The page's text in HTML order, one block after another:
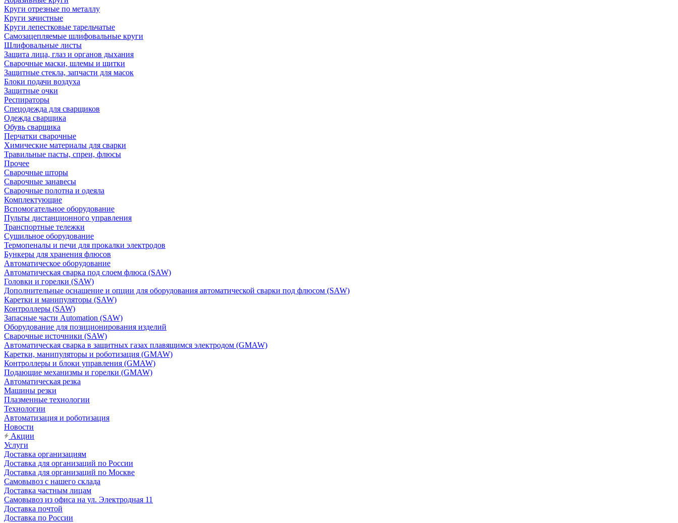
Круги отрезные по металлу
Круги зачистные
Круги лепестковые тарельчатые
Самозацепляемые шлифовальные круги
Шлифовальные листы
Защита лица, глаз и органов дыхания
Сварочные маски, шлемы и щитки
Защитные стекла, запчасти для масок
Блоки подачи воздуха
Защитные очки
Респираторы
Спецодежда для сварщиков
Одежда сварщика
Обувь сварщика
Перчатки сварочные
Химические материалы для сварки
Травильные пасты, спреи, флюсы
Прочее
Сварочные шторы
Сварочные занавесы
Сварочные полотна и одеяла
Комплектующие
Вспомогательное оборудование
Пульты дистанционного управления
Транспортные тележки
Сушильное оборудование
Термопеналы и печи для прокалки электродов
Бункеры для хранения флюсов
Автоматическое оборудование
Автоматическая сварка под слоем флюса (SAW)
Головки и горелки (SAW)
Дополнительные оснащение и опции для оборудования автоматической сварки под флюсом (SAW)
Каретки и манипуляторы (SAW)
Контроллеры (SAW)
Запасные части Automation (SAW)
Оборудование для позиционирования изделий
Сварочные источники (SAW)
Автоматическая сварка в защитных газах плавящимся электродом (GMAW)
Каретки, манипуляторы и роботизация (GMAW)
Контроллеры и блоки управления (GMAW)
Подающие механизмы и горелки (GMAW)
Автоматическая резка
Машины резки
Плазменные технологии
Технологии
Автоматизация и роботизация
Новости
Акции
Услуги
Доставка организациям
Доставка для организаций по России
Доставка для организаций по Москве
Самовывоз с нашего склада
Доставка частным лицам
Самовывоз из офиса на ул. Электродная 11
Доставка почтой
Доставка по России